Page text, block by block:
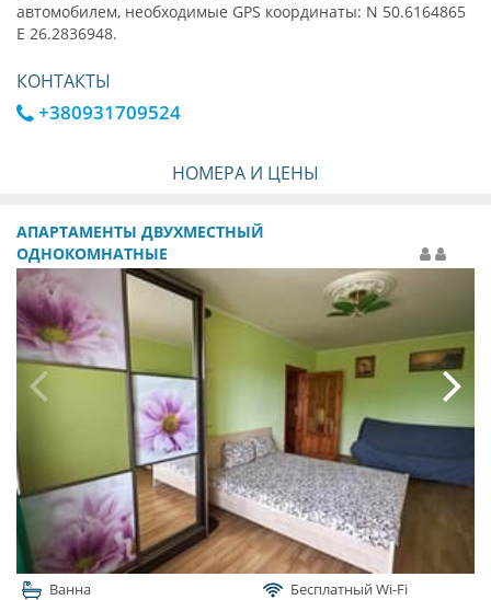
автомобилем, необходимые GPS координаты: N 50.6164865
E 26.2836948.
КОНТАКТЫ
+380931709524
НОМЕРА И ЦЕНЫ
АПАРТАМЕНТЫ ДВУХМЕСТНЫЙ
ОДНОКОМНАТНЫЕ
Ванна Бесплатный Wi-Fi